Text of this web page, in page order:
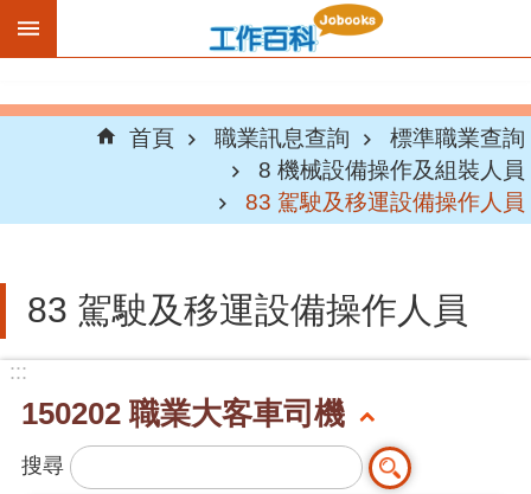
跳到主要內容區塊
首頁 職業訊息查詢
標準職業查詢
8 機械設備操作及組裝人員
83 駕駛及移運設備操作人員
83 駕駛及移運設備操作人員
:::
150202 職業大客車司機
搜尋